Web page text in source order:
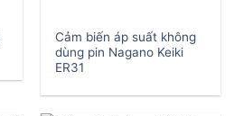
Cảm biến áp suất không
dùng pin Nagano Keiki
ER31